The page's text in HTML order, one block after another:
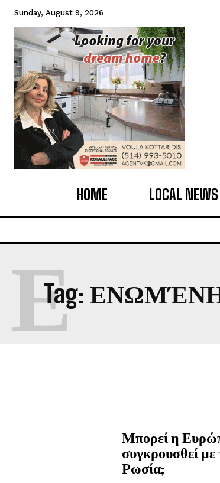
Sunday, August 9, 2026
HOME LOCAL NEWS
Tag:
Ε
Μπορεί η
συγκρουσθεί με
Ρωσία;